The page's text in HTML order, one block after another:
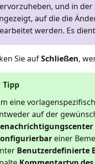
und in der
auf die die
werden. Es
Sie aufSchließen,
Tipp
eine
auf der
einer
Benutzerdefinierte